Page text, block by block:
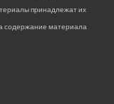
принадлежат их
содержание материала